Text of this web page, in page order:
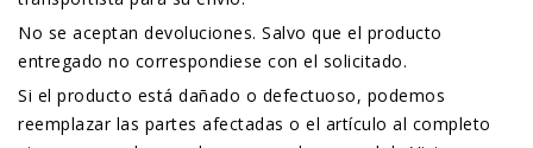
No se aceptan devoluciones. Salvo que el producto
entregado no correspondiese con el solicitado.
Si el producto está dañado o defectuoso, podemos
reemplazar las partes afectadas o el artículo al completo